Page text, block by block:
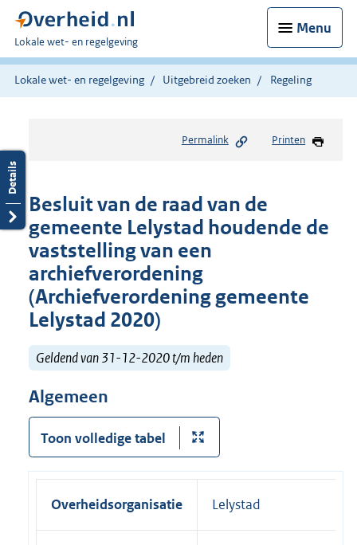
Menu
U
bent
hier:
Lokale wet- en regelgeving
Lokale wet- en regelgeving Uitgebreid zoeken Regeling
Permalink Printen
Besluit van de raad van de
gemeente Lelystad houdende de
vaststelling van een
archiefverordening
(Archiefverordening gemeente
Lelystad 2020)
Geldend van 31-12-2020 t/m heden
Algemeen
Toon volledige tabel
Overheidsorganisatie Lelystad